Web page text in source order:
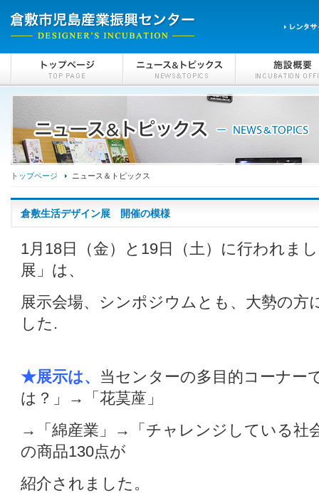
トップページ ニュース＆トピックス
倉敷生活デザイン展 開催の模様
1月18日（金）と19日（土）に行われま
展」は、
展示会場、シンポジウムとも、大勢の方
した.
★展示は、 当センターの多目的コーナ
は？」→「花茣蓙」
→「綿産業」→「チャレンジしている社
の商品130点が
紹介されました。